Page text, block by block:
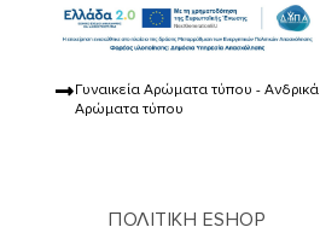
Γυναικεία Αρώματα τύπου - Ανδρικά
Αρώματα τύπου
ΠΟΛΙΤΙΚΗ ESHOP